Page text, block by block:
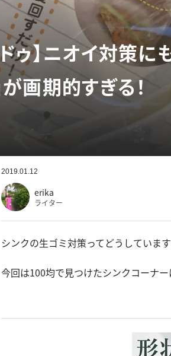
ゥ】ニオイ対策に
画期的すぎる！
2019.01.12
erika
ライター
シンクの生ゴミ対策ってどうしていま
今回は100均で見つけたシンクコーナ